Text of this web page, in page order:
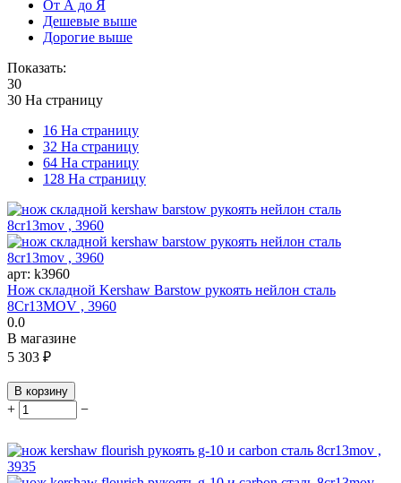
От А до Я
Дешевые выше
Дорогие выше
Показать:
30
30 На страницу
16 На страницу
32 На страницу
64 На страницу
128 На страницу
арт: k3960
Нож складной Kershaw Barstow рукоять нейлон сталь
8Cr13MOV , 3960
0.0
В магазине
5 303 ₽
В корзину
+ −